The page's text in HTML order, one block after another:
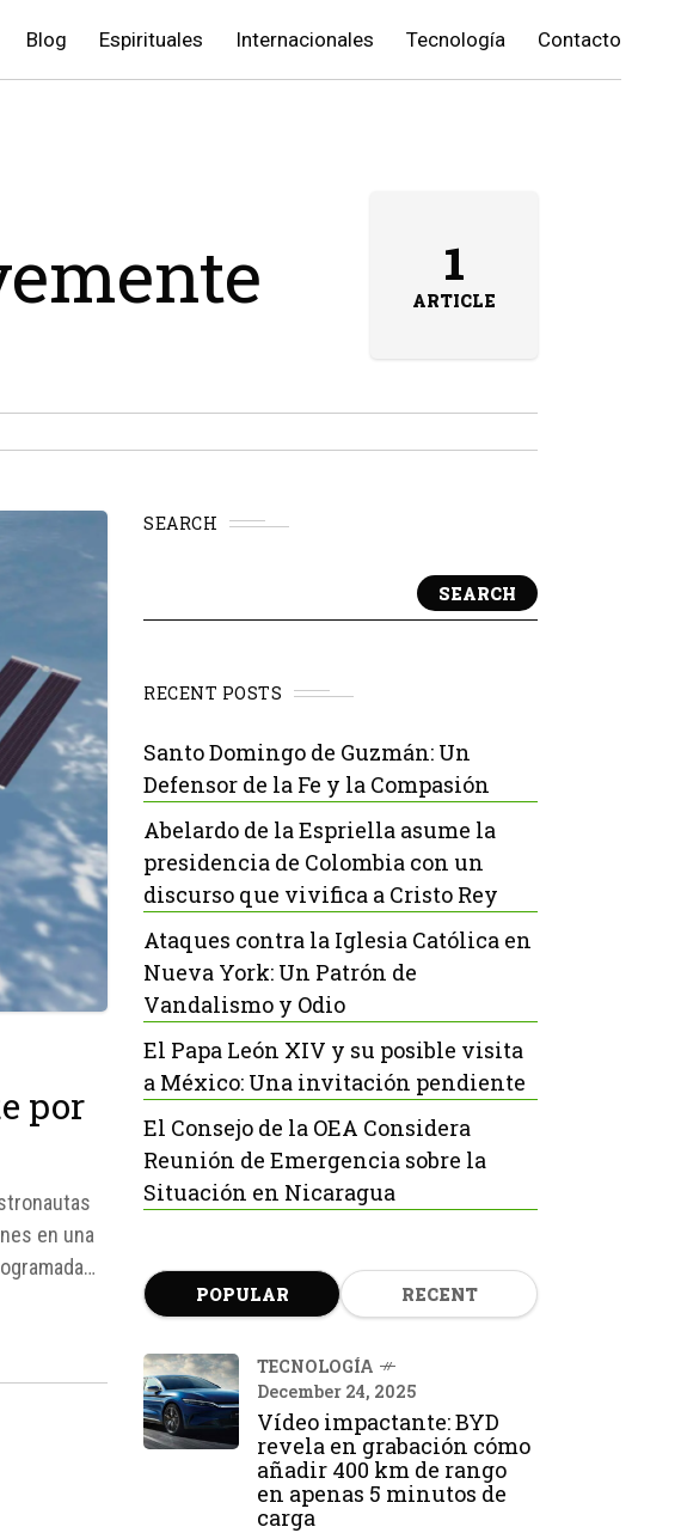
Blog Espirituales Internacionales Tecnología Contacto
1
ARTICLE
por
en una
SEARCH
SEARCH
RECENT POSTS
Santo Domingo de Guzmán: Un
Defensor de la Fe y la Compasión
Abelardo de la Espriella asume la
presidencia de Colombia con un
discurso que vivifica a Cristo Rey
Ataques contra la Iglesia Católica en
Nueva York: Un Patrón de
Vandalismo y Odio
El Papa León XIV y su posible visita
a México: Una invitación pendiente
El Consejo de la OEA Considera
Reunión de Emergencia sobre la
Situación en Nicaragua
POPULAR RECENT
TECNOLOGÍA
December 24, 2025
Vídeo impactante: BYD
revela en grabación cómo
añadir 400 km de rango
en apenas 5 minutos de
carga